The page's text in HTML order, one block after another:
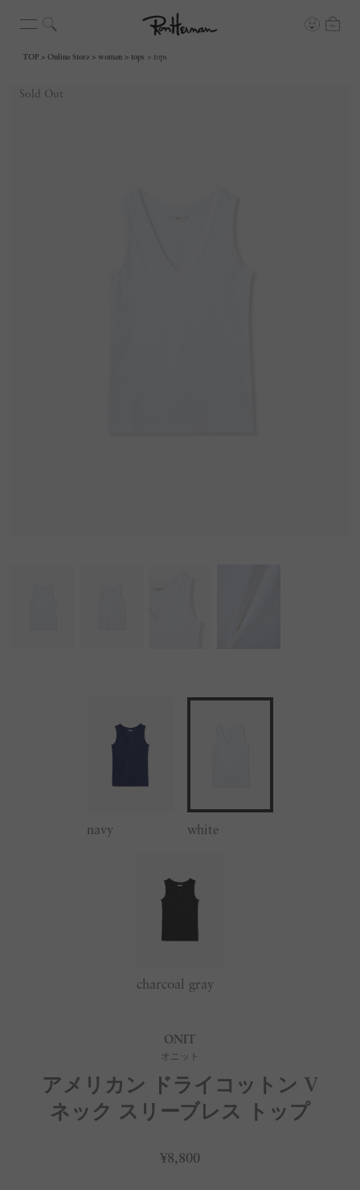
TOP Online Store women tops tops
Sold Out
navy white
charcoal gray
ONIT
オニット
アメリカン ドライコットン V
ネック スリーブレス トップ
¥8,800